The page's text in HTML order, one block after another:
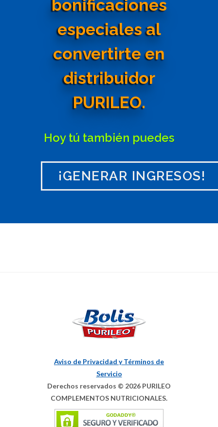
Hoy tú también puedes
Aviso de Privacidad y Términos de
Servicio
Derechos reservados © 2026 PURILEO
COMPLEMENTOS NUTRICIONALES.